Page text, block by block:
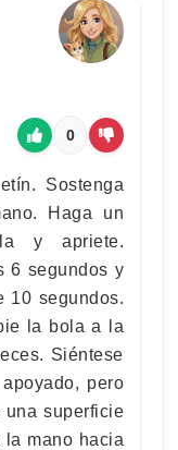
0
Sostenga
Haga un
y apriete.
6 segundos y
10 segundos.
la bola a la
Siéntese
pero
una superficie
la mano hacia